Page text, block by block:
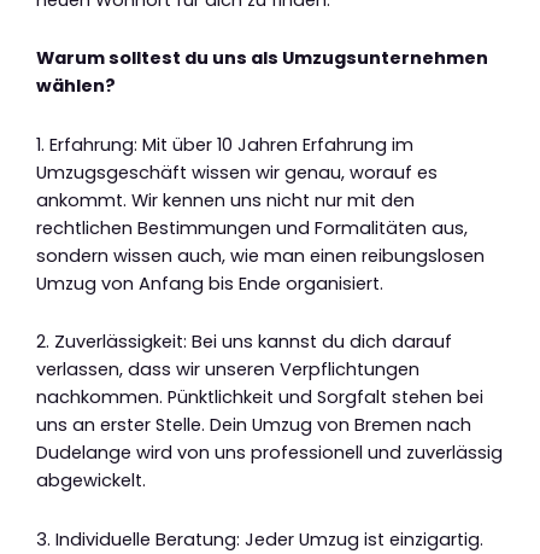
Warum solltest du uns als Umzugsunternehmen
wählen?
1. Erfahrung: Mit über 10 Jahren Erfahrung im
Umzugsgeschäft wissen wir genau, worauf es
ankommt. Wir kennen uns nicht nur mit den
rechtlichen Bestimmungen und Formalitäten aus,
sondern wissen auch, wie man einen reibungslosen
Umzug von Anfang bis Ende organisiert.
2. Zuverlässigkeit: Bei uns kannst du dich darauf
verlassen, dass wir unseren Verpflichtungen
nachkommen. Pünktlichkeit und Sorgfalt stehen bei
uns an erster Stelle. Dein Umzug von Bremen nach
Dudelange wird von uns professionell und zuverlässig
abgewickelt.
3. Individuelle Beratung: Jeder Umzug ist einzigartig.